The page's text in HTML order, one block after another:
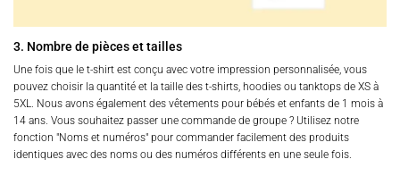
3. Nombre de pièces et tailles
Une fois que le t-shirt est conçu avec votre impression personnalisée, vous
pouvez choisir la quantité et la taille des t-shirts, hoodies ou tanktops de XS à
5XL. Nous avons également des vêtements pour bébés et enfants de 1 mois à
14 ans. Vous souhaitez passer une commande de groupe ? Utilisez notre
fonction "Noms et numéros" pour commander facilement des produits
identiques avec des noms ou des numéros différents en une seule fois.